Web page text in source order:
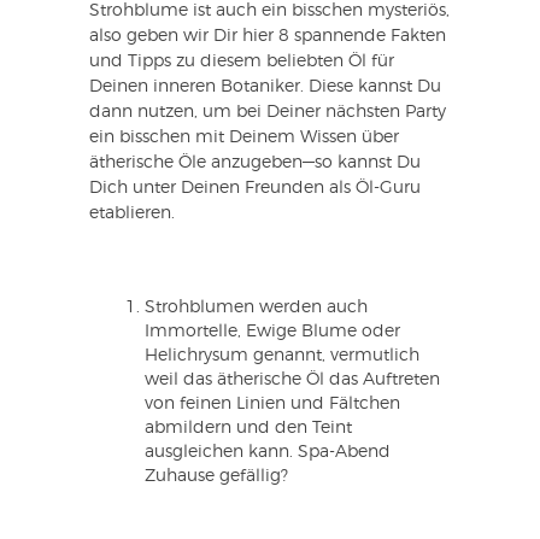
Strohblume ist auch ein bisschen mysteriös,
also geben wir Dir hier 8 spannende Fakten
und Tipps zu diesem beliebten Öl für
Deinen inneren Botaniker. Diese kannst Du
dann nutzen, um bei Deiner nächsten Party
ein bisschen mit Deinem Wissen über
ätherische Öle anzugeben—so kannst Du
Dich unter Deinen Freunden als Öl-Guru
etablieren.
Strohblumen werden auch
Immortelle, Ewige Blume oder
Helichrysum genannt, vermutlich
weil das ätherische Öl das Auftreten
von feinen Linien und Fältchen
abmildern und den Teint
ausgleichen kann. Spa-Abend
Zuhause gefällig?